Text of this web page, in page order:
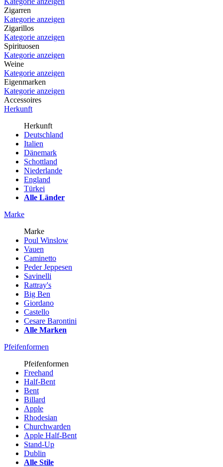
Zigarren
Kategorie anzeigen
Zigarillos
Kategorie anzeigen
Spirituosen
Kategorie anzeigen
Weine
Kategorie anzeigen
Eigenmarken
Kategorie anzeigen
Accessoires
Herkunft
Herkunft
Deutschland
Italien
Dänemark
Schottland
Niederlande
England
Türkei
Alle Länder
Marke
Marke
Poul Winslow
Vauen
Caminetto
Peder Jeppesen
Savinelli
Rattray's
Big Ben
Giordano
Castello
Cesare Barontini
Alle Marken
Pfeifenformen
Pfeifenformen
Freehand
Half-Bent
Bent
Billard
Apple
Rhodesian
Churchwarden
Apple Half-Bent
Stand-Up
Dublin
Alle Stile